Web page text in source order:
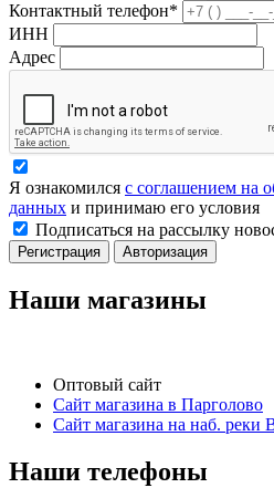
Контактный телефон*
ИНН
Адрес
Я ознакомился с соглашением на
данных и принимаю его условия
Подписаться на рассылку
Регистрация Авторизация
Наши магазины
Оптовый сайт
Сайт магазина в Парголово
Сайт магазина на наб. реки
Наши телефоны